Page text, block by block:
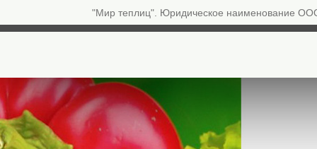
"Мир теплиц". Юридическое наименование